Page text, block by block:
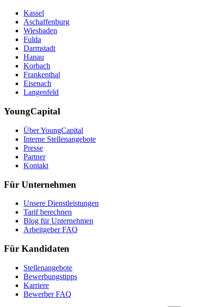
Kassel
Aschaffenburg
Wiesbaden
Fulda
Darmstadt
Hanau
Korbach
Frankenthal
Eisenach
Langenfeld
YoungCapital
Über YoungCapital
Interne Stellenangebote
Presse
Partner
Kontakt
Für Unternehmen
Unsere Dienstleistungen
Tarif berechnen
Blog für Unternehmen
Arbeitgeber FAQ
Für Kandidaten
Stellenangebote
Bewerbungstipps
Karriere
Bewerber FAQ